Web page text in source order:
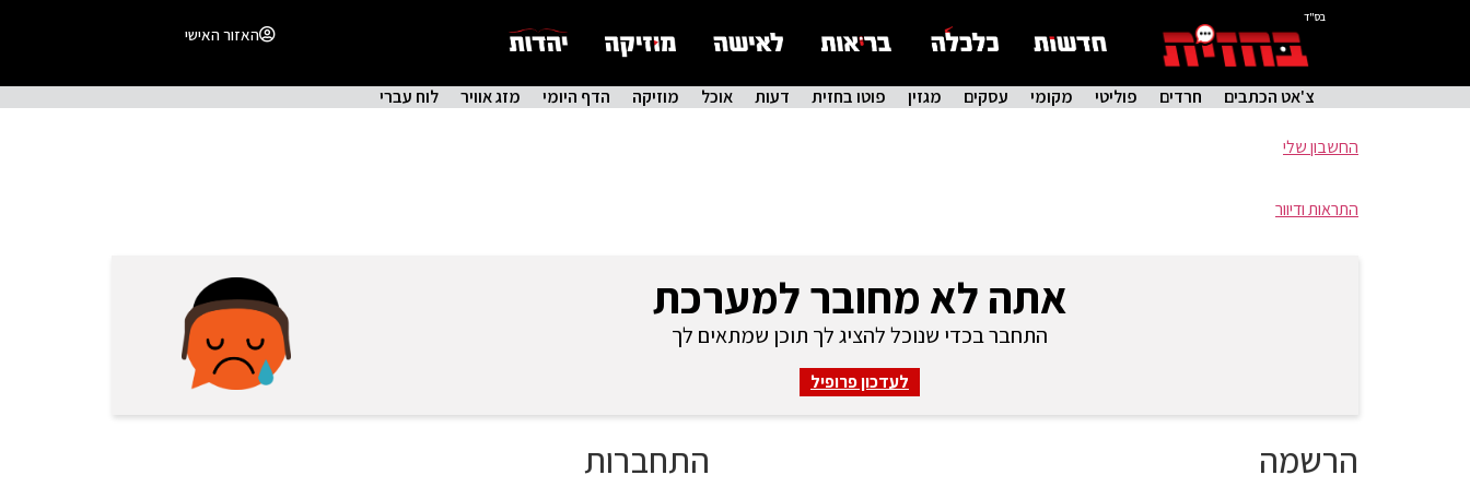
בס"ד
האזור האישי
צ'אט הכתבים חרדים פוליטי מקומי עסקים מגזין פוטו בחזית דעות אוכל מוזיקה הדף היומי מזג אוויר לוח עברי
החשבון שלי
התראות ודיוור
אתה לא מחובר למערכת
התחבר בכדי שנוכל להציג לך תוכן שמתאים לך
לעדכון פרופיל
התחברות הרשמה